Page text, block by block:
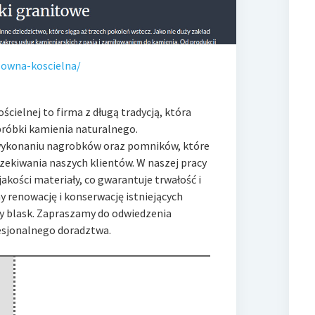
koscielna/
to firma z długą tradycją, która
kamienia naturalnego.
nagrobków oraz pomników, które
naszych klientów. W naszej pracy
materiały, co gwarantuje trwałość i
i konserwację istniejących
Zapraszamy do odwiedzenia
doradztwa.